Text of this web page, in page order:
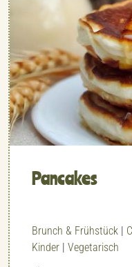
Pancakes
Brunch & Frühstück |
Kinder | Vegetarisch